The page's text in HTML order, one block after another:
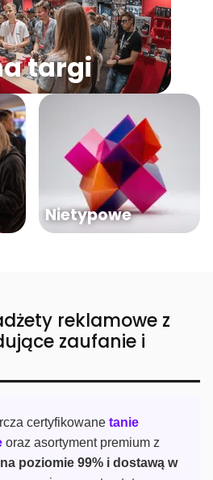
targi
Nietypowe
reklamowe z
zaufanie i
certyfikowane tanie
oraz asortyment premium z
poziomie 99% i dostawą w